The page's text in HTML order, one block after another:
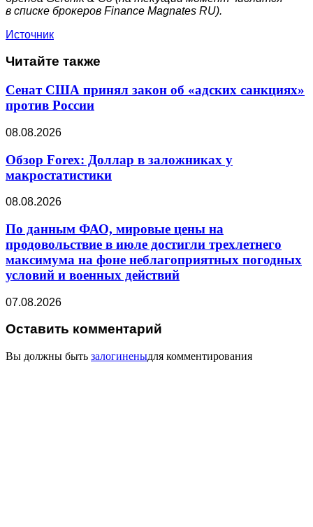
в списке брокеров Finance Magnates RU).
Источник
Читайте также
Сенат США принял закон об «адских санкциях»
против России
08.08.2026
Обзор Forex: Доллар в заложниках у
макростатистики
08.08.2026
По данным ФАО, мировые цены на
продовольствие в июле достигли трехлетнего
максимума на фоне неблагоприятных погодных
условий и военных действий
07.08.2026
Оставить комментарий
Вы должны быть залогиненыдля комментирования